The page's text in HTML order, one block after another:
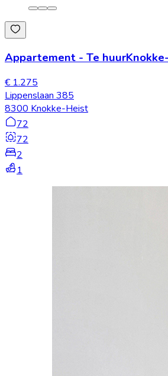
Appartement - Te huur
€ 1.275
Lippenslaan 385
8300 Knokke-Heist
72
72
2
1